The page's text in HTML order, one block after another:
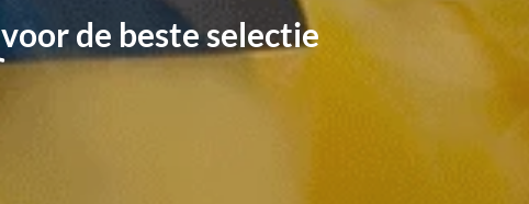
voor de beste selectie